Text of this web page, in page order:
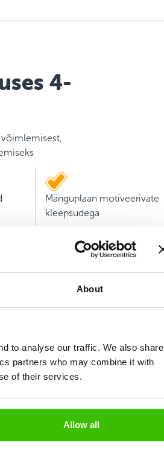
About
to analyse our traffic. We also share
partners who may combine it with
of their services.
Allow all
4-
Mänguplaan motiveerivate
kleepsudega